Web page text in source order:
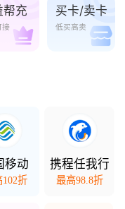
帮充
接
买卡/卖卡
低买高卖
移动
折
携程任我行
最高98.8折